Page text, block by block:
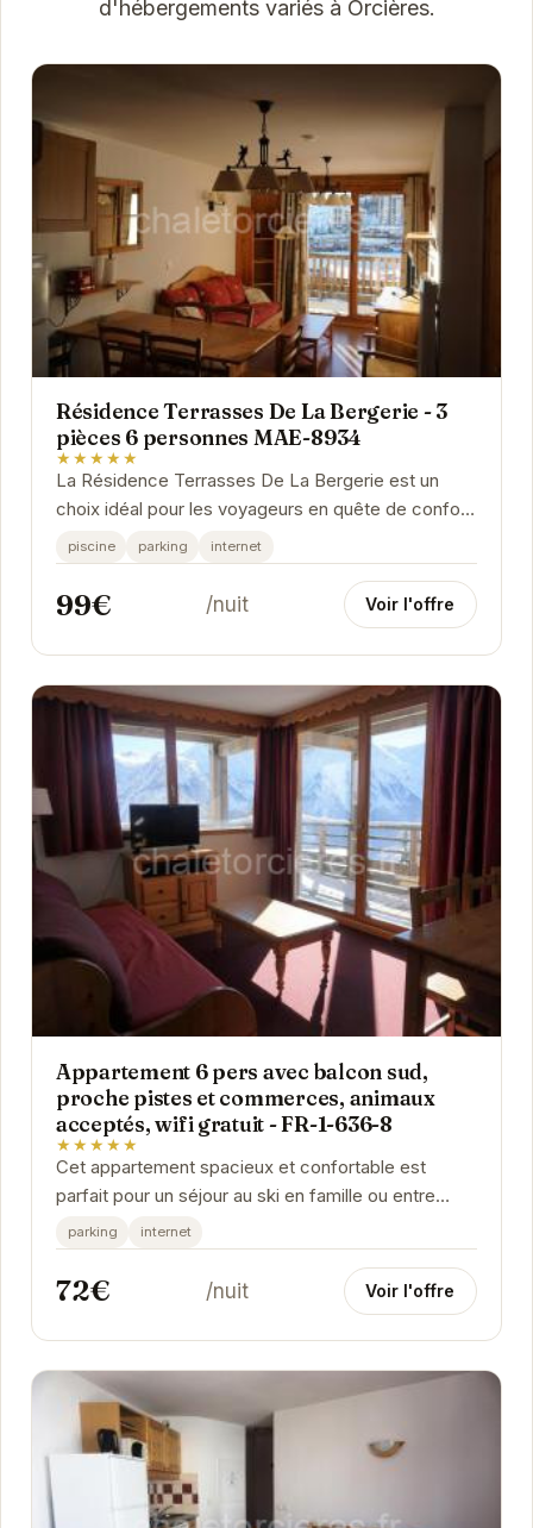
d'hébergements variés à Orcières.
Résidence Terrasses De La Bergerie - 3
pièces 6 personnes MAE-8934
★★★★★
La Résidence Terrasses De La Bergerie est un
choix idéal pour les voyageurs en quête de confort
et de tranquillité à Orcières. Avec ses...
piscine parking internet
99€ /nuit Voir l'offre
Appartement 6 pers avec balcon sud,
proche pistes et commerces, animaux
acceptés, wifi gratuit - FR-1-636-8
★★★★★
Cet appartement spacieux et confortable est
parfait pour un séjour au ski en famille ou entre
amis. Son balcon sud offre une vue imprenable sur
les...
parking internet
72€ /nuit Voir l'offre